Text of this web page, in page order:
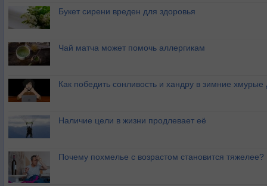
Букет сирени вреден для здоровья
Чай матча может помочь аллергикам
Как победить сонливость и хандру в зимние хмурые
Наличие цели в жизни продлевает её
Почему похмелье с возрастом становится тяжелее?